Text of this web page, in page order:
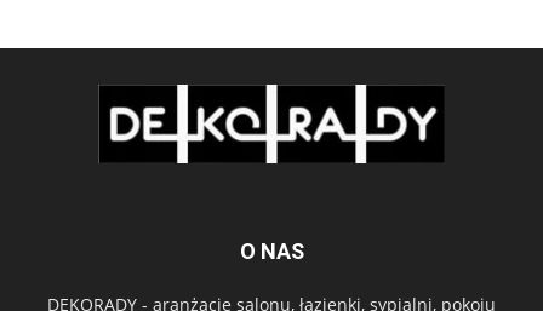
O NAS
DEKORADY - aranżacje salonu, łazienki, sypialni, pokoju